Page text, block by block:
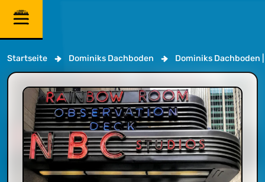
Startseite Dominiks Dachboden Dominiks Dachboden